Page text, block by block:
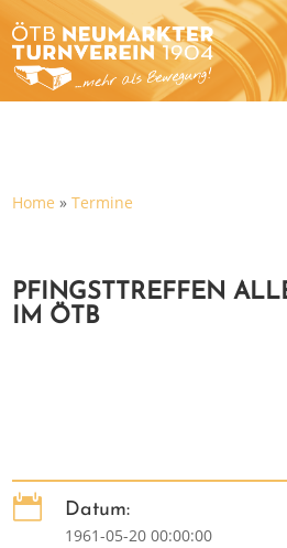
Home »Termine
PFINGSTTREFFEN
IM ÖTB

Datum:
1961-05-20 00:00:00